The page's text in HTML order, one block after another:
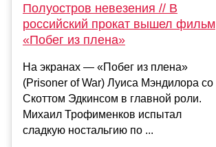
Полуостров невезения // В
российский прокат вышел фильм
«Побег из плена»
На экранах — «Побег из плена»
(Prisoner of War) Луиса Мэндилора со
Скоттом Эдкинсом в главной роли.
Михаил Трофименков испытал
сладкую ностальгию по ...